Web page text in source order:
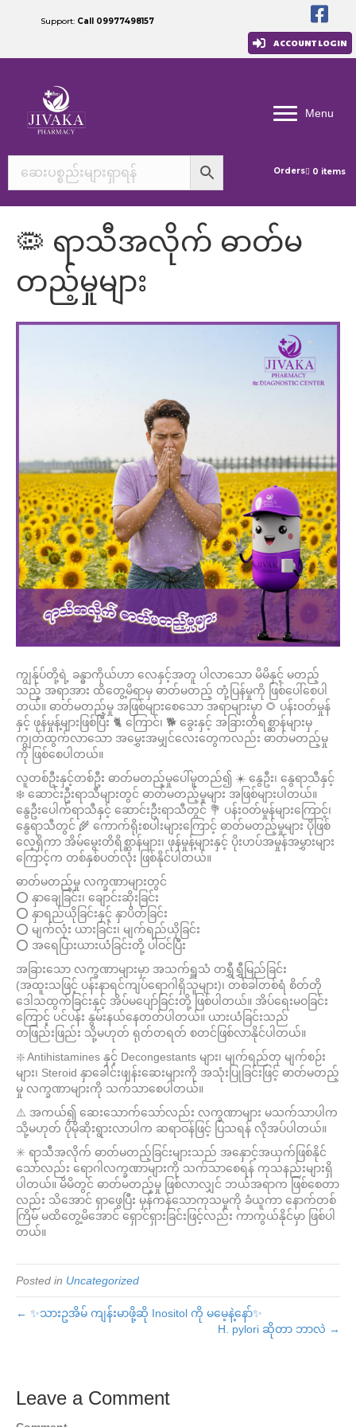
Support: Call 09977498157
ACCOUNT LOGIN
Menu
Orders 0 items
🦠 ရာသီအလိုက် ဓာတ်မ
တည့်မှုများ
ကျွန်ုပ်တို့ရဲ့ ခန္ဓာကိုယ်ဟာ လေနှင့်အတူ ပါလာသော မိမိနှင့် မတည့်
သည့် အရာအား ထိတွေ့မိရာမှ ဓာတ်မတည့် တုံ့ပြန်မှုကို ဖြစ်ပေါ်စေပါ
တယ်။ ဓာတ်မတည့်မှု အဖြစ်များစေသော အရာများမှာ 🌻 ပန်းဝတ်မှုန်
နှင့် ဖုန်မှုန့်များဖြစ်ပြီး 🐈 ကြောင်၊ 🐕 ခွေးနှင့် အခြားတိရစ္ဆာန်များမှ
ကျွတ်ထွက်လာသော အမွှေးအမျှင်လေးတွေကလည်း ဓာတ်မတည့်မှု
ကို ဖြစ်စေပါတယ်။
လူတစ်ဦးနှင့်တစ်ဦး ဓာတ်မတည့်မှုပေါ်မူတည်၍ ☀️ နွေဦး၊ နွေရာသီနှင့်
❄️ ဆောင်းဦးရာသီများတွင် ဓာတ်မတည့်မှုများ အဖြစ်များပါတယ်။
နွေဦးပေါက်ရာသီနှင့် ဆောင်းဦးရာသီတွင် 💐 ပန်းဝတ်မှုန်များကြောင့်၊
နွေရာသီတွင် 🌾 ကောက်ရိုးစပါးများကြောင့် ဓာတ်မတည့်မှုများ ပိုဖြစ်
လေ့ရှိကာ အိမ်မွေးတိရိစ္ဆာန်များ၊ ဖုန်မှုန့်များနှင့် ပိုးဟပ်အမှုန်အမွှားများ
ကြောင့်က တစ်နှစ်ပတ်လုံး ဖြစ်နိုင်ပါတယ်။
ဓာတ်မတည့်မှု လက္ခဏာများတွင်
⭕️ နှာချေခြင်း၊ ချောင်းဆိုးခြင်း
⭕️ နှာရည်ယိုခြင်းနှင့် နှာပိတ်ခြင်း
⭕️ မျက်လုံး ယားခြင်း၊ မျက်ရည်ယိုခြင်း
⭕️ အရေပြားယားယံခြင်းတို့ ပါဝင်ပြီး
အခြားသော လက္ခဏာများမှာ အသက်ရှူသံ တရွှီရွှီမြည်ခြင်း
(အထူးသဖြင့် ပန်းနာရင်ကျပ်ရောဂါရှိသူများ)၊ တစ်ခါတစ်ရံ စိတ်တို
ဒေါသထွက်ခြင်းနှင့် အိပ်မပျော်ခြင်းတို့ ဖြစ်ပါတယ်။ အိပ်ရေးမဝခြင်း
ကြောင့် ပင်ပန်း နွမ်းနယ်နေတတ်ပါတယ်။ ယားယံခြင်းသည်
တဖြည်းဖြည်း သို့မဟုတ် ရုတ်တရတ် စတင်ဖြစ်လာနိုင်ပါတယ်။
❇️ Antihistamines နှင့် Decongestants များ၊ မျက်ရည်တု မျက်စဉ်း
များ၊ Steroid နှာခေါင်းဖျန်းဆေးများကို အသုံးပြုခြင်းဖြင့် ဓာတ်မတည့်
မှု လက္ခဏာများကို သက်သာစေပါတယ်။
⚠️ အကယ်၍ ဆေးသောက်သော်လည်း လက္ခဏာများ မသက်သာပါက
သို့မဟုတ် ပိုမိုဆိုးရွားလာပါက ဆရာဝန်ဖြင့် ပြသရန် လိုအပ်ပါတယ်။
✳️ ရာသီအလိုက် ဓာတ်မတည့်ခြင်းများသည် အနှောင့်အယှက်ဖြစ်နိုင်
သော်လည်း ရောဂါလက္ခဏာများကို သက်သာစေရန် ကုသနည်းများရှိ
ပါတယ်။ မိမိတွင် ဓာတ်မတည့်မှု ဖြစ်လာလျှင် ဘယ်အရာက ဖြစ်စေတာ
လည်း သိအောင် ရှာဖွေပြီး မှန်ကန်သောကုသမှုကို ခံယူကာ နောက်တစ်
ကြိမ် မထိတွေ့မိအောင် ရှောင်ရှားခြင်းဖြင့်လည်း ကာကွယ်နိုင်မှာ ဖြစ်ပါ
တယ်။
Posted in Uncategorized
← ✨သားဥအိမ် ကျန်းမာဖို့ဆို Inositol ကို မမေ့နဲ့နော်✨
H. pylori ဆိုတာ ဘာလဲ →
Leave a Comment